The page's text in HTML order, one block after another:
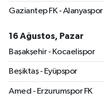
Gaziantep FK - Alanyaspor
16 Ağustos, Pazar
Başakşehir - Kocaelispor
Beşiktaş - Eyüpspor
Amed - Erzurumspor FK